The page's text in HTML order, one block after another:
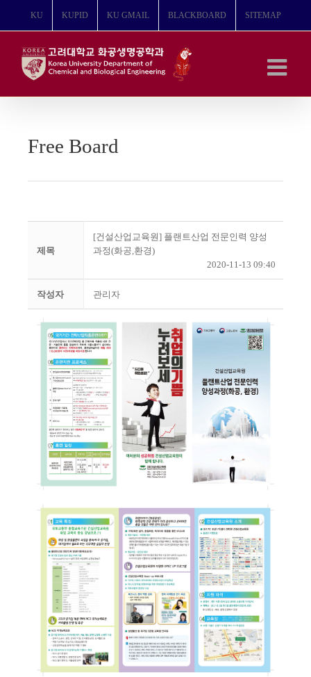
뛰
KU KUPID KU GMAIL BLACKBOARD SITEMAP
Free Board
제목
[건설산업교육원] 플랜트산업 전문인력 양성
과정(화공,환경)
2020-11-13 09:40
작성자 관리자